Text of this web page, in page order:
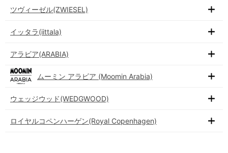
ツヴィーゼル(ZWIESEL)
イッタラ(iittala)
アラビア(ARABIA)
ムーミン アラビア (Moomin Arabia)
ウェッジウッド(WEDGWOOD)
ロイヤルコペンハーゲン(Royal Copenhagen)